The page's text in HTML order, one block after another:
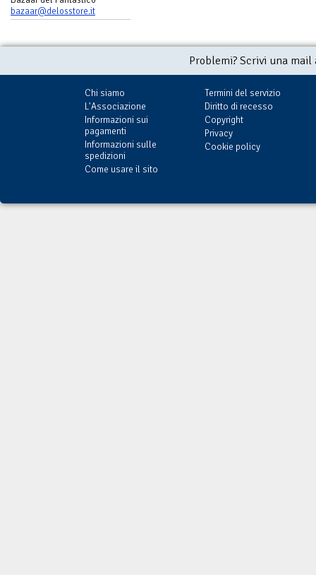
bazaar@delosstore.it
Problemi? Scrivi una
Chi siamo
L'Associazione
Informazioni sui
pagamenti
Informazioni sulle
spedizioni
Come usare il sito
Termini del servizio
Diritto di recesso
Copyright
Privacy
Cookie policy